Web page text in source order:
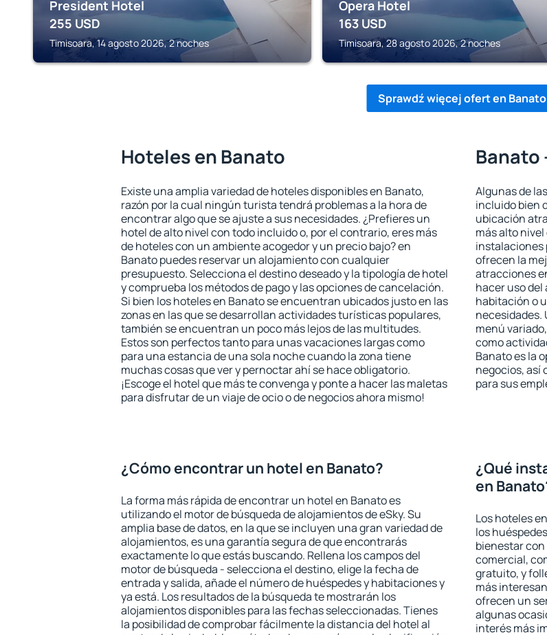
President Hotel
255 USD
Timisoara, 14 agosto 2026, 2 noches
Opera Hotel
163 USD
Timisoara, 28 agosto 2026, 2 noches
Sprawdź więcej ofert en Banato
Hoteles en Banato
Existe una amplia variedad de hoteles disponibles en Banato,
razón por la cual ningún turista tendrá problemas a la hora de
encontrar algo que se ajuste a sus necesidades. ¿Prefieres un
hotel de alto nivel con todo incluido o, por el contrario, eres más
de hoteles con un ambiente acogedor y un precio bajo? en
Banato puedes reservar un alojamiento con cualquier
presupuesto. Selecciona el destino deseado y la tipología de hotel
y comprueba los métodos de pago y las opciones de cancelación.
Si bien los hoteles en Banato se encuentran ubicados justo en las
zonas en las que se desarrollan actividades turísticas populares,
también se encuentran un poco más lejos de las multitudes.
Estos son perfectos tanto para unas vacaciones largas como
para una estancia de una sola noche cuando la zona tiene
muchas cosas que ver y pernoctar ahí se hace obligatorio.
¡Escoge el hotel que más te convenga y ponte a hacer las maletas
para disfrutar de un viaje de ocio o de negocios ahora mismo!
Banato
Algunas de
incluido bien
ubicación
más alto
instalaciones
ofrecen la
atracciones
hacer uso
habitación o
necesidades.
menú
como
Banato es la
negocios, así
para sus
¿Cómo encontrar un hotel en Banato?
La forma más rápida de encontrar un hotel en Banato es
utilizando el motor de búsqueda de alojamientos de eSky. Su
amplia base de datos, en la que se incluyen una gran variedad de
alojamientos, es una garantía segura de que encontrarás
exactamente lo que estás buscando. Rellena los campos del
motor de búsqueda - selecciona el destino, elige la fecha de
entrada y salida, añade el número de huéspedes y habitaciones y
ya está. Los resultados de la búsqueda te mostrarán los
alojamientos disponibles para las fechas seleccionadas. Tienes
la posibilidad de comprobar fácilmente la distancia del hotel al
¿Qué
en
Los hoteles
los
bienestar
comercial,
gratuito, y
más
ofrecen un
algunas
interés más